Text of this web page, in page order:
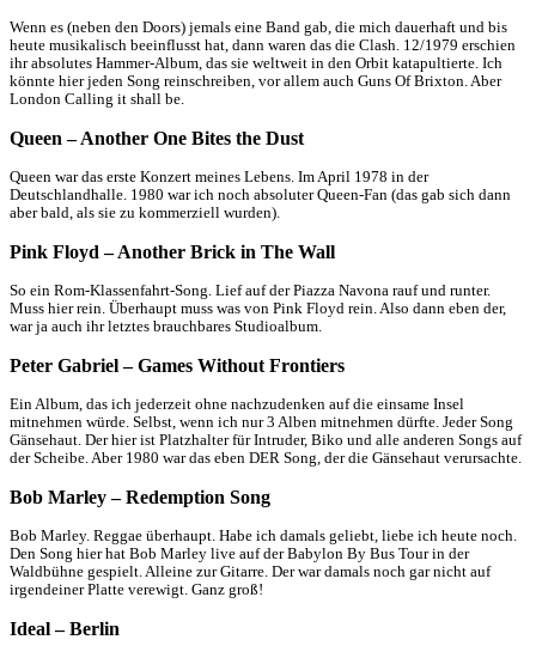
Wenn es (neben den Doors) jemals eine Band gab, die mich dauerhaft und bis
heute musikalisch beeinflusst hat, dann waren das die Clash. 12/1979 erschien
ihr absolutes Hammer-Album, das sie weltweit in den Orbit katapultierte. Ich
könnte hier jeden Song reinschreiben, vor allem auch Guns Of Brixton. Aber
London Calling it shall be.
Queen – Another One Bites the Dust
Queen war das erste Konzert meines Lebens. Im April 1978 in der
Deutschlandhalle. 1980 war ich noch absoluter Queen-Fan (das gab sich dann
aber bald, als sie zu kommerziell wurden).
Pink Floyd – Another Brick in The Wall
So ein Rom-Klassenfahrt-Song. Lief auf der Piazza Navona rauf und runter.
Muss hier rein. Überhaupt muss was von Pink Floyd rein. Also dann eben der,
war ja auch ihr letztes brauchbares Studioalbum.
Peter Gabriel – Games Without Frontiers
Ein Album, das ich jederzeit ohne nachzudenken auf die einsame Insel
mitnehmen würde. Selbst, wenn ich nur 3 Alben mitnehmen dürfte. Jeder Song
Gänsehaut. Der hier ist Platzhalter für Intruder, Biko und alle anderen Songs auf
der Scheibe. Aber 1980 war das eben DER Song, der die Gänsehaut verursachte.
Bob Marley – Redemption Song
Bob Marley. Reggae überhaupt. Habe ich damals geliebt, liebe ich heute noch.
Den Song hier hat Bob Marley live auf der Babylon By Bus Tour in der
Waldbühne gespielt. Alleine zur Gitarre. Der war damals noch gar nicht auf
irgendeiner Platte verewigt. Ganz groß!
Ideal – Berlin